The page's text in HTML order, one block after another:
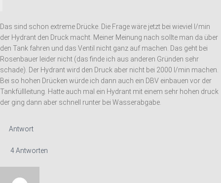
Das sind schon extreme Drücke. Die Frage wäre jetzt bei wieviel l/min
der Hydrant den Druck macht. Meiner Meinung nach sollte man da über
den Tank fahren und das Ventil nicht ganz auf machen. Das geht bei
Rosenbauer leider nicht (das finde ich aus anderen Gründen sehr
schade). Der Hydrant wird den Druck aber nicht bei 2000 l/min machen.
Bei so hohen Drücken würde ich dann auch ein DBV einbauen vor der
Tankfüllleitung. Hatte auch mal ein Hydrant mit einem sehr hohen druck
der ging dann aber schnell runter bei Wasserabgabe.
Antwort
4 Antworten